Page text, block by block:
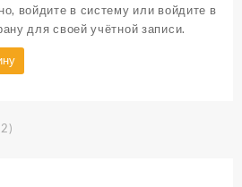
войдите в систему или войдите в
для своей учётной записи.